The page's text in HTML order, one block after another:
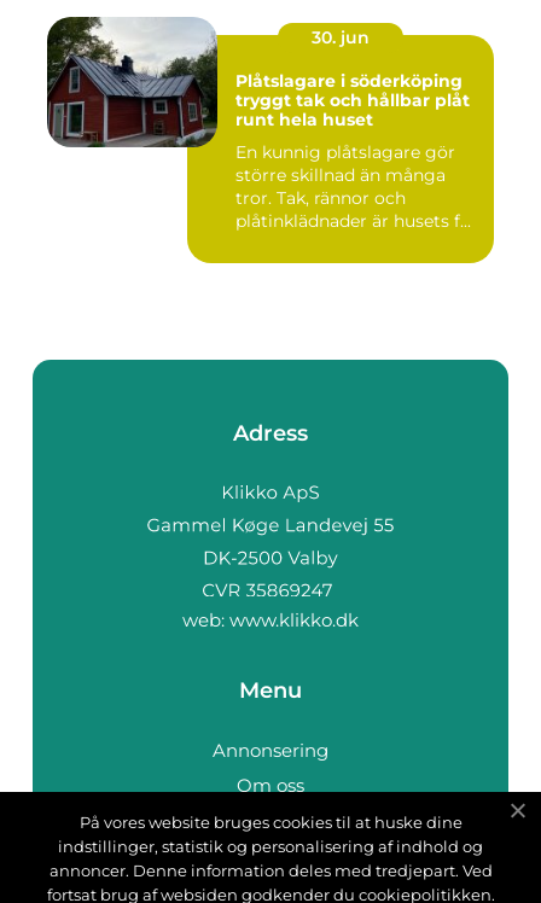
30. jun
Plåtslagare i söderköping
tryggt tak och hållbar plåt
runt hela huset
En kunnig plåtslagare gör
större skillnad än många
tror. Tak, rännor och
plåtinklädnader är husets f...
Adress
web: www.klikko.dk
Menu
Annonsering
Om oss
Cookies
Kontakta oss
Sitemap
På vores website bruges cookies til at huske dine
indstillinger, statistik og personalisering af indhold og
annoncer. Denne information deles med tredjepart. Ved
fortsat brug af websiden godkender du cookiepolitikken.